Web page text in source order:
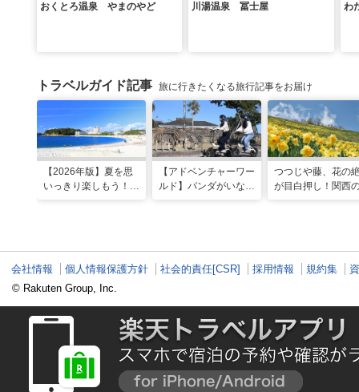
おくとろ温泉 やまのやど 川湯温泉 冨士屋 わ
トラベルガイド記事 旅に行きたくなる旅行記事をお届け
【2026年版】夏を思
いっきり楽しもう！関
【アドベンチャーワー
ルド】パンダがいなく
つつじや藤、花の
が目白押し！関西
会社情報 個人情報保護方針 社会的責任[CSR] 採用情報 規約集
© Rakuten Group, Inc.